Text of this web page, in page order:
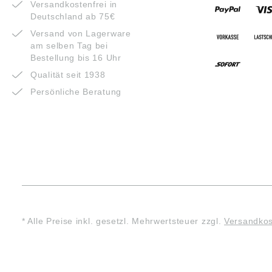
Versandkostenfrei in
Deutschland ab 75€
Versand von Lagerware
am selben Tag bei
Bestellung bis 16 Uhr
Qualität seit 1938
Persönliche Beratung
* Alle Preise inkl. gesetzl. Mehrwertsteuer zzgl.